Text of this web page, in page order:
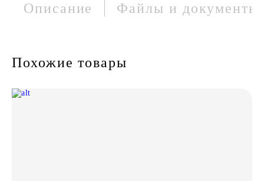
Описание Файлы и документы
Похожие товары